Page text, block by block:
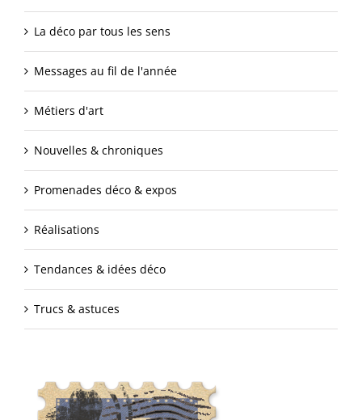
La déco par tous les sens
Messages au fil de l'année
Métiers d'art
Nouvelles & chroniques
Promenades déco & expos
Réalisations
Tendances & idées déco
Trucs & astuces